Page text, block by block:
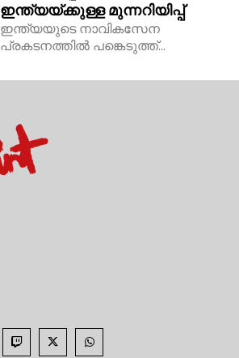
ഇന്ത്യയ്ക്കുള്ള മുന്നറിയിപ്പ്
ഇന്ത്യയുടെ നാവികസേന
പ്രകടനത്തിൽ പങ്കെടുത്ത്...